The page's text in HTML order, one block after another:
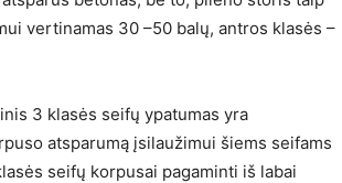
vertinamas 30 –50 balų, antros klasės –
3 klasės seifų ypatumas yra
atsparumą įsilaužimui šiems seifams
seifų korpusai pagaminti iš labai